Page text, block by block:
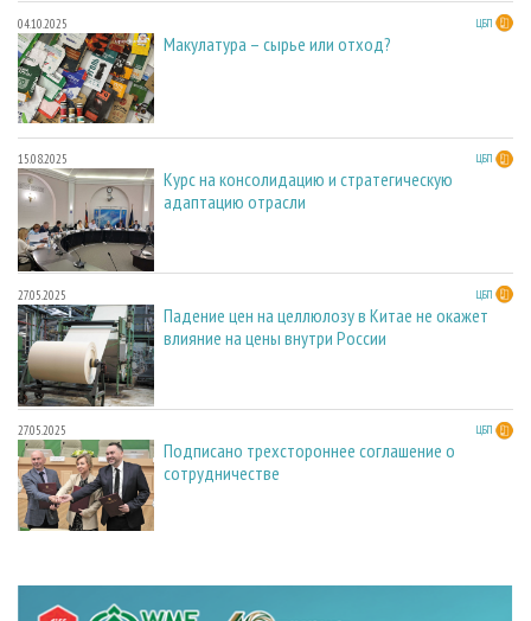
04.10.2025 ЦБП
Макулатура – сырье или отход?
15.08.2025 ЦБП
Курс на консолидацию и стратегическую
адаптацию отрасли
27.05.2025 ЦБП
Падение цен на целлюлозу в Китае не окажет
влияние на цены внутри России
27.05.2025 ЦБП
Подписано трехстороннее соглашение о
сотрудничестве